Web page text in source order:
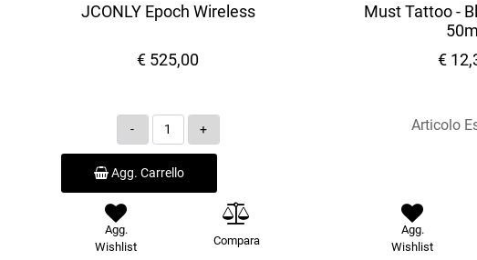
JCONLY Epoch Wireless
€ 525,00
Quantità
Agg. Carrello
Agg.
Wishlist
Compara
Must Tattoo -
€
Articolo
Agg.
Wishlist